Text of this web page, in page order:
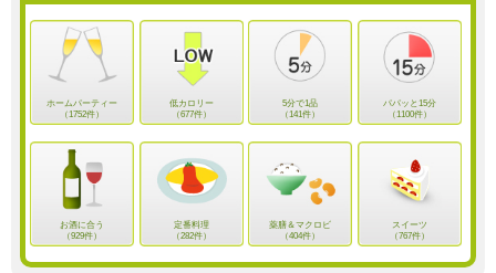
ホームパーティー
（1752件）
低カロリー
（677件）
5分で1品
（141件）
パパッと15分
（1100件）
お酒に合う
（929件）
定番料理
（282件）
薬膳＆マクロビ
（404件）
スイーツ
（767件）